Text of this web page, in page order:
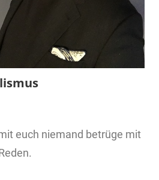
euch niemand betrüge mit